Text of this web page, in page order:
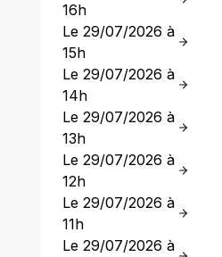
16h
Le 29/07/2026 à
15h
Le 29/07/2026 à
14h
Le 29/07/2026 à
13h
Le 29/07/2026 à
12h
Le 29/07/2026 à
11h
Le 29/07/2026 à